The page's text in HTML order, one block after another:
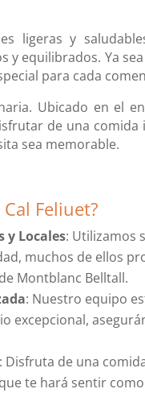
ligeras y
y equilibrados. Ya
para cada
Ubicado en el
de una comida
sea memorable.
Feliuet?
y Locales: Utilizamos
muchos de ellos
Montblanc Belltall.
: Nuestro equipo
excepcional,
Disfruta de una
te hará sentir como